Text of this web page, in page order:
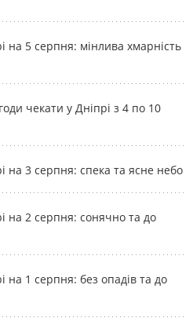
на 5 серпня: мінлива хмарність
чекати у Дніпрі з 4 по 10
на 3 серпня: спека та ясне небо
на 2 серпня: сонячно та до
на 1 серпня: без опадів та до